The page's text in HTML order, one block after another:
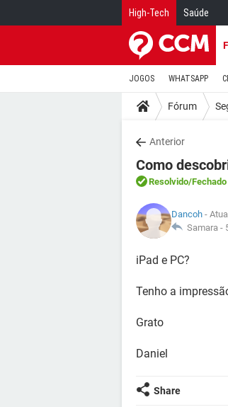
High-Tech Saúde
JOGOS WHATSAPP
Fórum
Anterior
Como
Resolvido/Fechado
Dancoh -
Samara -
iPad e PC?
Tenho a
Grato
Daniel
Share